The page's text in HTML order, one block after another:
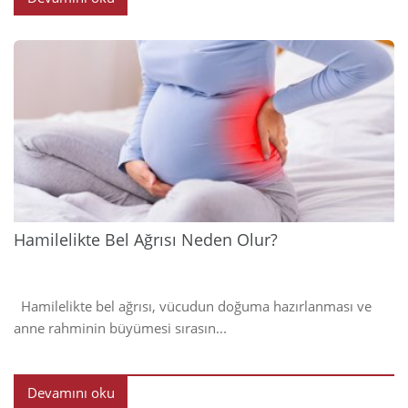
2024
Hamilelikte Bel Ağrısı Neden Olur?
Hamilelikte bel ağrısı, vücudun doğuma hazırlanması ve
anne rahminin büyümesi sırasın...
Devamını oku